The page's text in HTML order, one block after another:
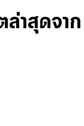
าสุดจาก